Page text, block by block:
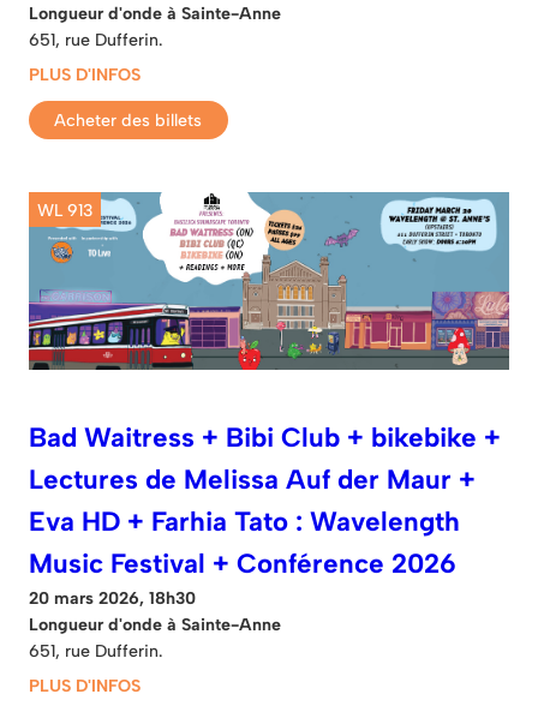
Longueur d'onde à Sainte-Anne
651, rue Dufferin.
PLUS D'INFOS
Acheter des billets
WL 913
Bad Waitress + Bibi Club + bikebike +
Lectures de Melissa Auf der Maur +
Eva HD + Farhia Tato : Wavelength
Music Festival + Conférence 2026
20 mars 2026, 18h30
Longueur d'onde à Sainte-Anne
651, rue Dufferin.
PLUS D'INFOS